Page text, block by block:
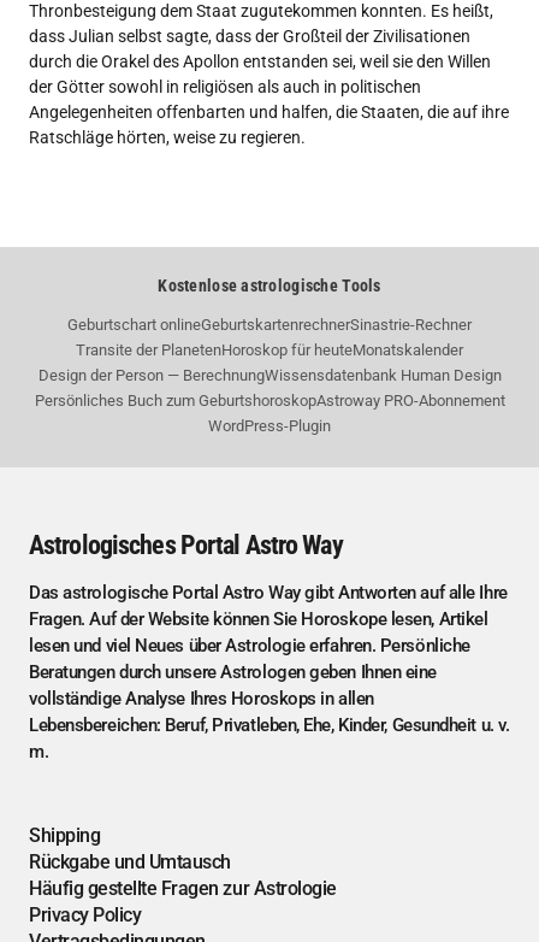
Thronbesteigung dem Staat zugutekommen konnten. Es heißt,
dass Julian selbst sagte, dass der Großteil der Zivilisationen
durch die Orakel des Apollon entstanden sei, weil sie den Willen
der Götter sowohl in religiösen als auch in politischen
Angelegenheiten offenbarten und halfen, die Staaten, die auf ihre
Ratschläge hörten, weise zu regieren.
Kostenlose astrologische Tools
Geburtschart onlineGeburtskartenrechnerSinastrie-Rechner
Transite der PlanetenHoroskop für heuteMonatskalender
Design der Person — BerechnungWissensdatenbank Human Design
Persönliches Buch zum GeburtshoroskopAstroway PRO-Abonnement
WordPress-Plugin
Astrologisches Portal Astro Way
Das astrologische Portal Astro Way gibt Antworten auf alle Ihre
Fragen. Auf der Website können Sie Horoskope lesen, Artikel
lesen und viel Neues über Astrologie erfahren. Persönliche
Beratungen durch unsere Astrologen geben Ihnen eine
vollständige Analyse Ihres Horoskops in allen
Lebensbereichen: Beruf, Privatleben, Ehe, Kinder, Gesundheit u. v.
m.
Shipping
Rückgabe und Umtausch
Häufig gestellte Fragen zur Astrologie
Privacy Policy